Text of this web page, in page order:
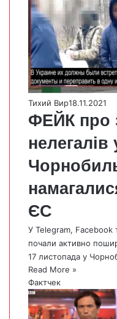
Тихий Вир18.11.2021
ФЕЙК про
нелегалів
ЄС
У Telegram, Facebook
почали активно
17 листопада у
Read More »
Фактчек